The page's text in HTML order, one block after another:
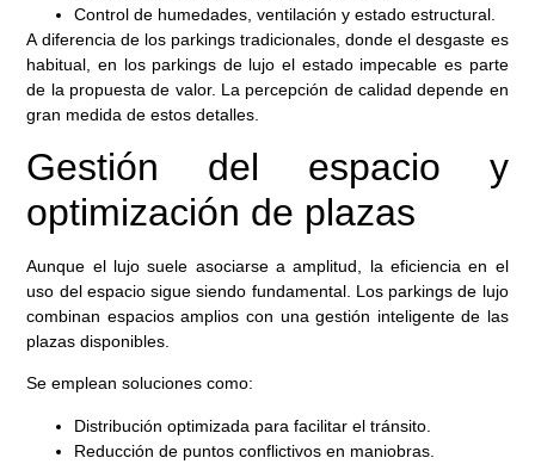
Control de humedades, ventilación y estado estructural.
A diferencia de los parkings tradicionales, donde el desgaste es
habitual, en los parkings de lujo el estado impecable es parte
de la propuesta de valor. La percepción de calidad depende en
gran medida de estos detalles.
Gestión del espacio y
optimización de plazas
Aunque el lujo suele asociarse a amplitud, la eficiencia en el
uso del espacio sigue siendo fundamental. Los parkings de lujo
combinan espacios amplios con una gestión inteligente de las
plazas disponibles.
Se emplean soluciones como:
Distribución optimizada para facilitar el tránsito.
Reducción de puntos conflictivos en maniobras.